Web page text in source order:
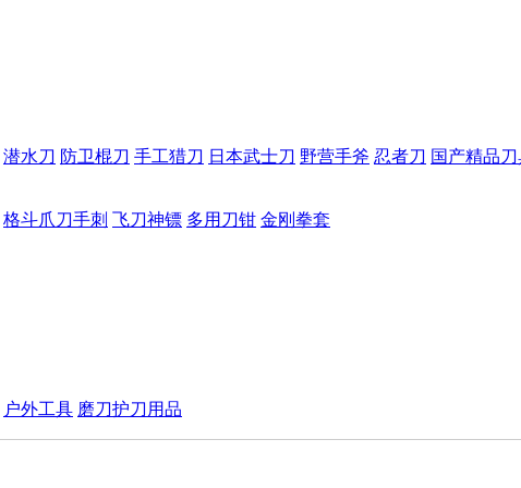
潜水刀 防卫棍刀 手工猎刀 日本武士刀 野营手斧 忍者刀 国产精品
格斗爪刀手刺 飞刀神镖 多用刀钳 金刚拳套
户外工具 磨刀护刀用品